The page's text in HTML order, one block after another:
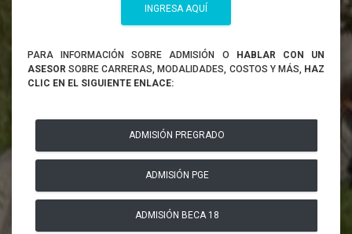
INGRESA AQUÍ
PARA INFORMACIÓN SOBRE ADMISIÓN O HABLAR CON UN
ASESOR SOBRE CARRERAS, MODALIDADES, COSTOS Y MÁS, HAZ
CLIC EN EL SIGUIENTE ENLACE:
ADMISIÓN PREGRADO
ADMISIÓN PGE
ADMISIÓN BECA 18